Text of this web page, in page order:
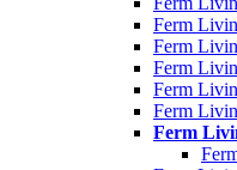
Ferm
Ferm
Ferm
Ferm
Ferm
Ferm